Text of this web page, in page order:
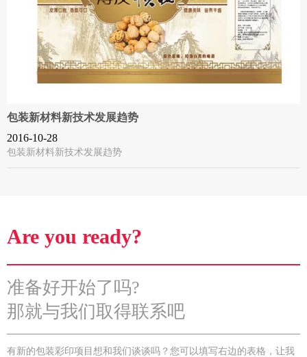
包装新材料新技术发展趋势
2016-10-28
包装新材料新技术发展趋势
Are you ready?
准备好开始了吗?
那就与我们取得联系吧
有新的包装彩印项目想和我们谈谈吗？您可以填写右边的表格，让我